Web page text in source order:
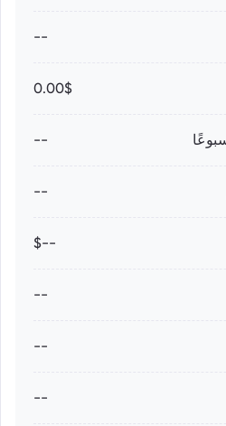
--
0.00$
--
--
--$
--
--
--